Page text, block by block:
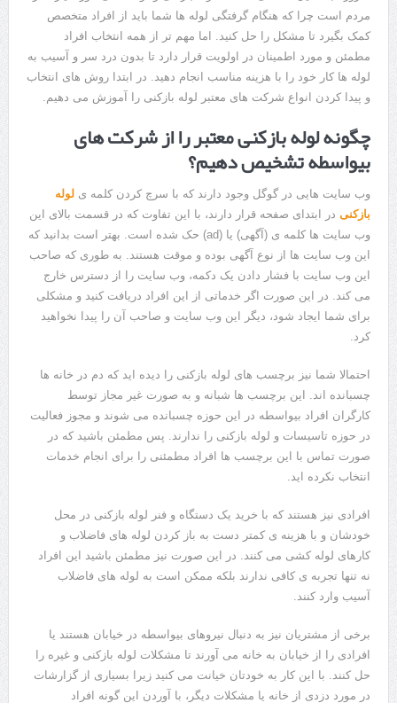
مردم است چرا که هنگام گرفتگی لوله ها شما باید از افراد متخصص
کمک بگیرد تا مشکل را حل کنید. اما مهم تر از همه انتخاب افراد
مطمئن و مورد اطمینان در اولویت قرار دارد تا بدون درد سر و آسیب به
لوله ها کار خود را با هزینه مناسب انجام دهید. در ابتدا روش های انتخاب
و پیدا کردن انواع شرکت های معتبر لوله بازکنی را آموزش می دهیم.
چگونه لوله بازکنی معتبر را از شرکت های
بیواسطه تشخیص دهیم؟
وب سایت هایی در گوگل وجود دارند که با سرچ کردن کلمه ی لوله
بازکنیدر ابتدای صفحه قرار دارند، با این تفاوت که در قسمت بالای این
وب سایت ها کلمه ی (آگهی) یا (ad) حک شده است. بهتر است بدانید که
این وب سایت ها از نوع آگهی بوده و موقت هستند. به طوری که صاحب
این وب سایت با فشار دادن یک دکمه، وب سایت را از دسترس خارج
می کند. در این صورت اگر خدماتی از این افراد دریافت کنید و مشکلی
برای شما ایجاد شود، دیگر این وب سایت و صاحب آن را پیدا نخواهید
کرد.
احتمالا شما نیز برچسب های لوله بازکنی را دیده اید که دم در خانه ها
چسبانده اند. این برچسب ها شبانه و به صورت غیر مجاز توسط
کارگران افراد بیواسطه در این حوزه چسبانده می شوند و مجوز فعالیت
در حوزه تاسیسات و لوله بازکنی را ندارند. پس مطمئن باشید که در
صورت تماس با این برچسب ها افراد مطمئنی را برای انجام خدمات
انتخاب نکرده اید.
افرادی نیز هستند که با خرید یک دستگاه و فنر لوله بازکنی در محل
خودشان و با هزینه ی کمتر دست به باز کردن لوله های فاضلاب و
کارهای لوله کشی می کنند. در این صورت نیز مطمئن باشید این افراد
نه تنها تجربه ی کافی ندارند بلکه ممکن است به لوله های فاضلاب
آسیب وارد کنند.
برخی از مشتریان نیز به دنبال نیروهای بیواسطه در خیابان هستند یا
افرادی را از خیابان به خانه می آورند تا مشکلات لوله بازکنی و غیره را
حل کنند. با این کار به خودتان خیانت می کنید زیرا بسیاری از گزارشات
در مورد دزدی از خانه یا مشکلات دیگر، با آوردن این گونه افراد